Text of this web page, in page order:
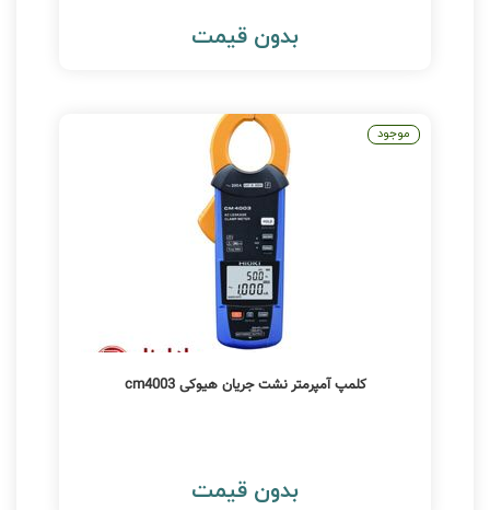
بدون قیمت
کلمپ آمپرمتر نشت جریان هیوکی cm4003
بدون قیمت
موجود